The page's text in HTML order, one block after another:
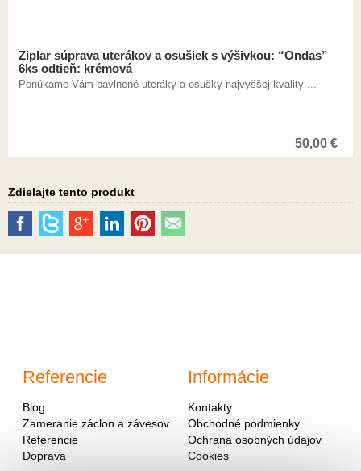
Ziplar súprava uterákov a osušiek s výšivkou: “Ondas”
6ks odtieň: krémová
Ponúkame Vám bavlnené uteráky a osušky najvyššej kvality ...
50,00 €
Zdielajte tento produkt
Referencie
Blog
Zameranie záclon a závesov
Referencie
Doprava
Informácie
Kontakty
Obchodné podmienky
Ochrana osobných údajov
Cookies